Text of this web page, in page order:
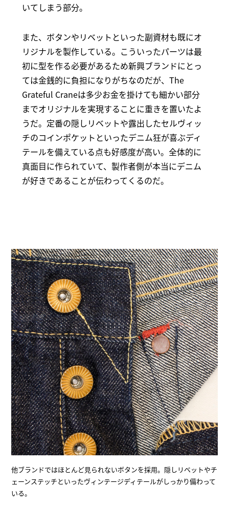
いてしまう部分。
また、ボタンやリベットといった副資材も既にオ
リジナルを製作している。こういったパーツは最
初に型を作る必要があるため新興ブランドにとっ
ては金銭的に負担になりがちなのだが、The
Grateful Craneは多少お金を掛けても細かい部分
までオリジナルを実現することに重きを置いたよ
うだ。定番の隠しリベットや露出したセルヴィッ
チのコインポケットといったデニム狂が喜ぶディ
テールを備えている点も好感度が高い。全体的に
真面目に作られていて、製作者側が本当にデニム
が好きであることが伝わってくるのだ。
他ブランドではほとんど見られないボタンを採用。隠しリベットやチ
ェーンステッチといったヴィンテージディテールがしっかり備わって
いる。